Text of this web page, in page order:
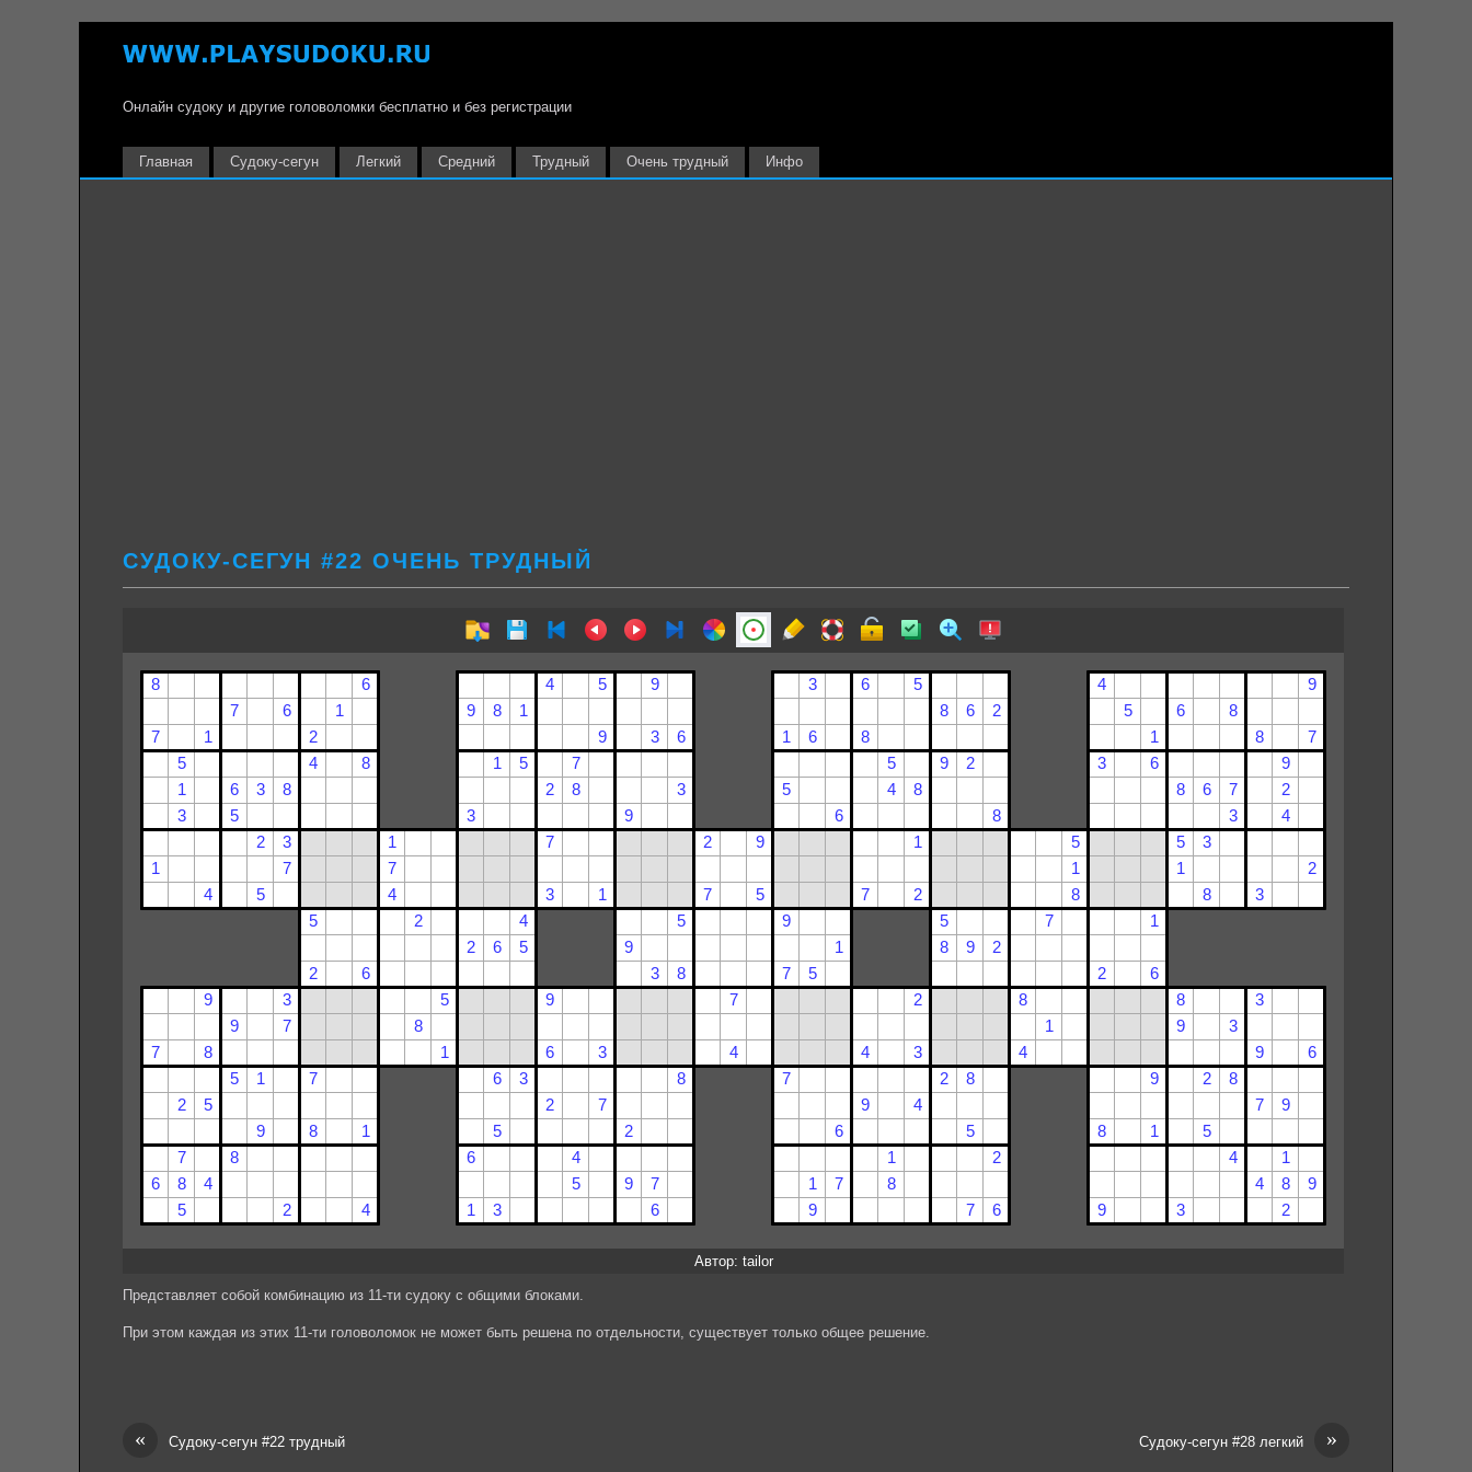
Онлайн судоку и другие головоломки бесплатно и без регистрации
Главная Судоку-сегун Легкий Средний Трудный Очень трудный Инфо
СУДОКУ-СЕГУН #22 ОЧЕНЬ ТРУДНЫЙ
Автор: tailor
Представляет собой комбинацию из 11-ти судоку с общими блоками.
При этом каждая из этих 11-ти головоломок не может быть решена по отдельности, существует только общее решение.
« Судоку-сегун #22 трудный »
Судоку-сегун #28 легкий